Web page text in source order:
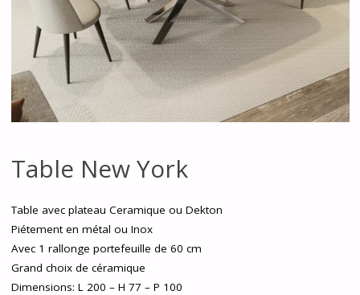
Table New York
Table avec plateau Ceramique ou Dekton
Piétement en métal ou Inox
Avec 1 rallonge portefeuille de 60 cm
Grand choix de céramique
Dimensions: L 200 – H 77 – P 100